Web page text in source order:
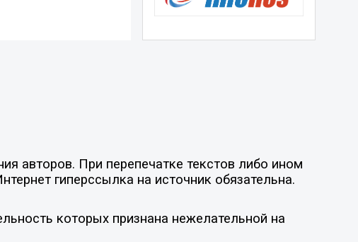
авторов. При перепечатке текстов либо ином
гиперссылка на источник обязательна.
которых признана нежелательной на